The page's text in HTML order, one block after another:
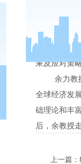
11
果及应对策
余力教
全球经济发
础理论和丰
后，余教授
上一篇：